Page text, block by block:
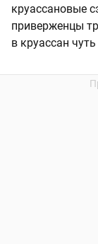
круассановые
приверженцы
в круассан